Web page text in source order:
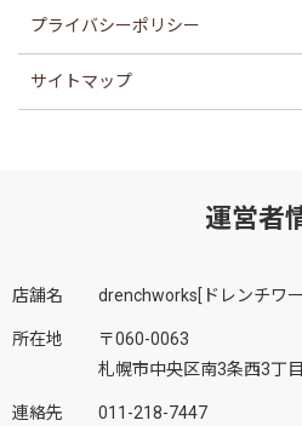
プライバシーポリシー
サイトマップ
運営者
店舗名 drenchworks[ドレンチワ
所在地
〒060-0063
札幌市中央区南3条西3丁
連絡先 011-218-7447